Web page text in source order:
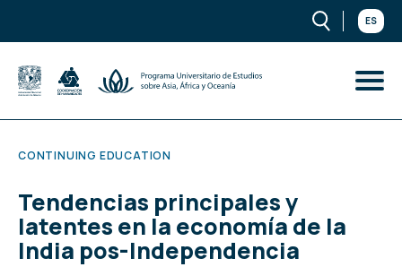
ES
CONTINUING EDUCATION
Tendencias principales y
latentes en la economía de la
India pos-Independencia